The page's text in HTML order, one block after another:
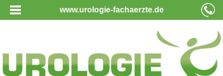
www.urologie-fachaerzte.de